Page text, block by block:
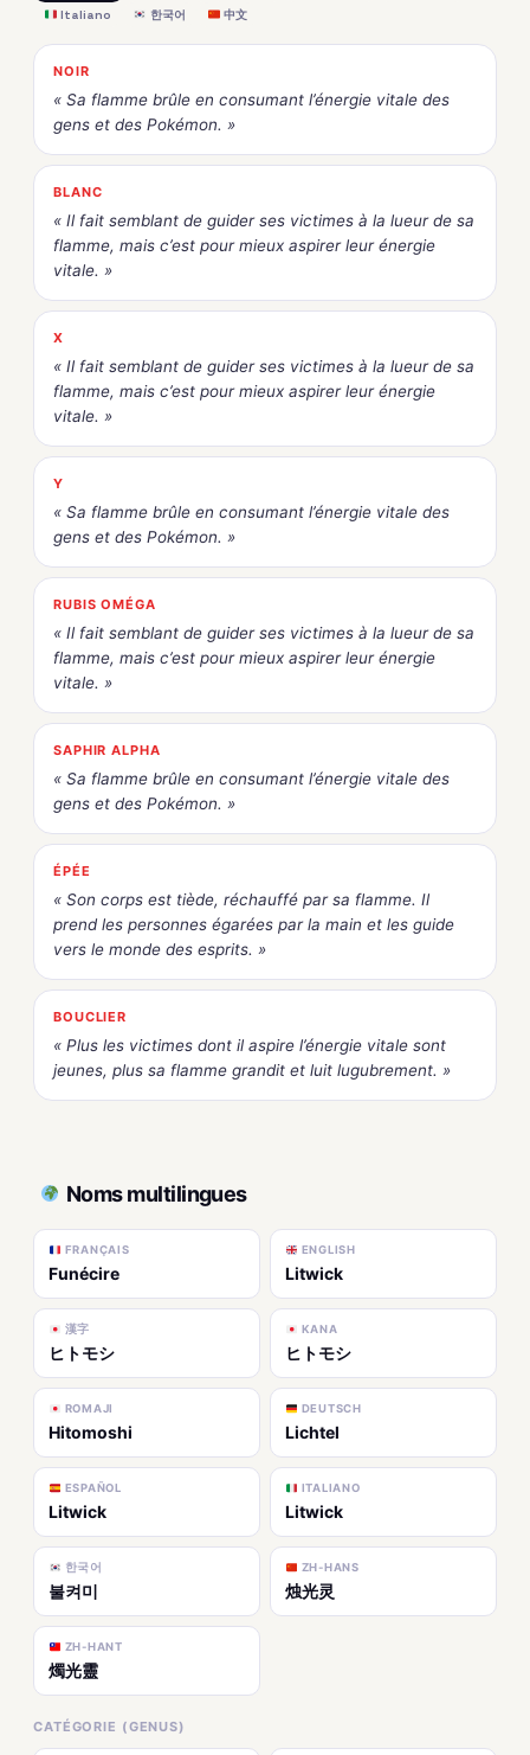
Italiano
한국어 中文
NOIR
« Sa flamme brûle en consumant l’énergie vitale des
gens et des Pokémon. »
BLANC
« Il fait semblant de guider ses victimes à la lueur de sa
flamme, mais c’est pour mieux aspirer leur énergie
vitale. »
X
« Il fait semblant de guider ses victimes à la lueur de sa
flamme, mais c’est pour mieux aspirer leur énergie
vitale. »
Y
« Sa flamme brûle en consumant l’énergie vitale des
gens et des Pokémon. »
RUBIS OMÉGA
« Il fait semblant de guider ses victimes à la lueur de sa
flamme, mais c’est pour mieux aspirer leur énergie
vitale. »
SAPHIR ALPHA
« Sa flamme brûle en consumant l’énergie vitale des
gens et des Pokémon. »
ÉPÉE
« Son corps est tiède, réchauffé par sa flamme. Il
prend les personnes égarées par la main et les guide
vers le monde des esprits. »
BOUCLIER
« Plus les victimes dont il aspire l’énergie vitale sont
jeunes, plus sa flamme grandit et luit lugubrement. »
Noms multilingues
FRANÇAIS
Funécire
ENGLISH
Litwick
漢字
ヒトモシ
KANA
ヒトモシ
ROMAJI
Hitomoshi
DEUTSCH
Lichtel
ESPAÑOL
Litwick
ITALIANO
Litwick
한국어
불켜미
ZH-HANS
烛光灵
ZH-HANT
燭光靈
CATÉGORIE (GENUS)